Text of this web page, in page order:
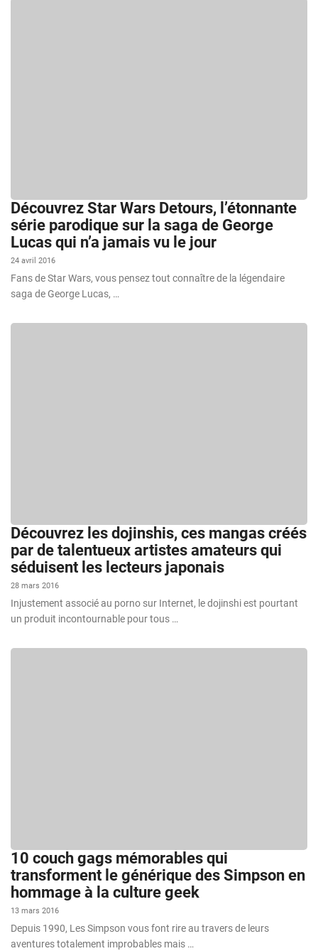
Découvrez Star Wars Detours, l’étonnante
série parodique sur la saga de George
Lucas qui n’a jamais vu le jour
24 avril 2016
Fans de Star Wars, vous pensez tout connaître de la légendaire
saga de George Lucas, …
Découvrez les dojinshis, ces mangas créés
par de talentueux artistes amateurs qui
séduisent les lecteurs japonais
28 mars 2016
Injustement associé au porno sur Internet, le dojinshi est pourtant
un produit incontournable pour tous …
10 couch gags mémorables qui
transforment le générique des Simpson en
hommage à la culture geek
13 mars 2016
Depuis 1990, Les Simpson vous font rire au travers de leurs
aventures totalement improbables mais …